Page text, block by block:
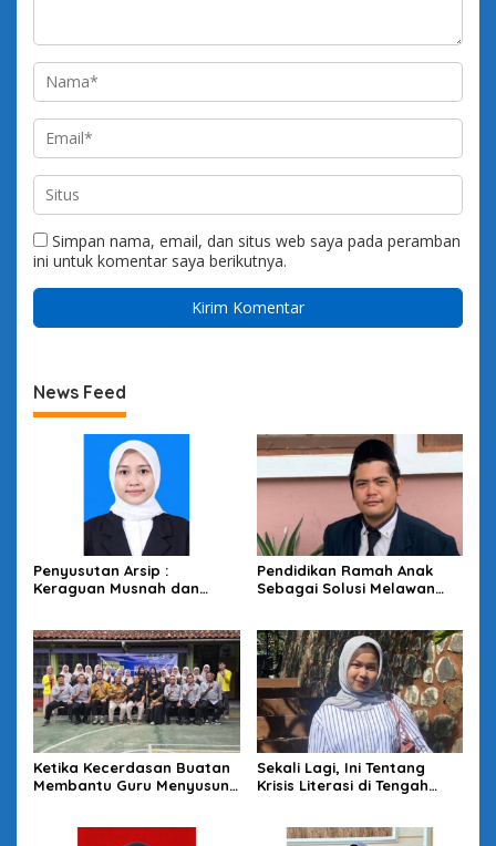
Simpan nama, email, dan situs web saya pada peramban
ini untuk komentar saya berikutnya.
News Feed
Penyusutan Arsip :
Keraguan Musnah dan
Pendidikan Ramah Anak
Sebagai Solusi Melawan
Ketika Kecerdasan Buatan
Membantu Guru Menyusun
Sekali Lagi, Ini Tentang
Krisis Literasi di Tengah